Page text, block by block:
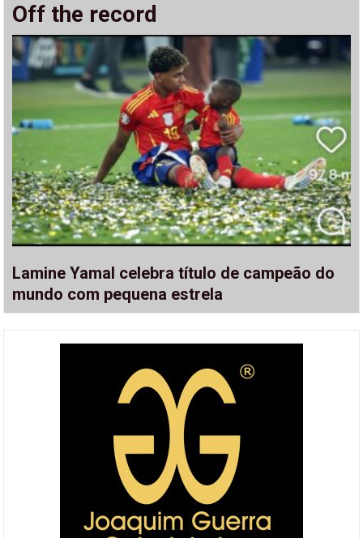
Off the record
Lamine Yamal celebra título de campeão do
mundo com pequena estrela